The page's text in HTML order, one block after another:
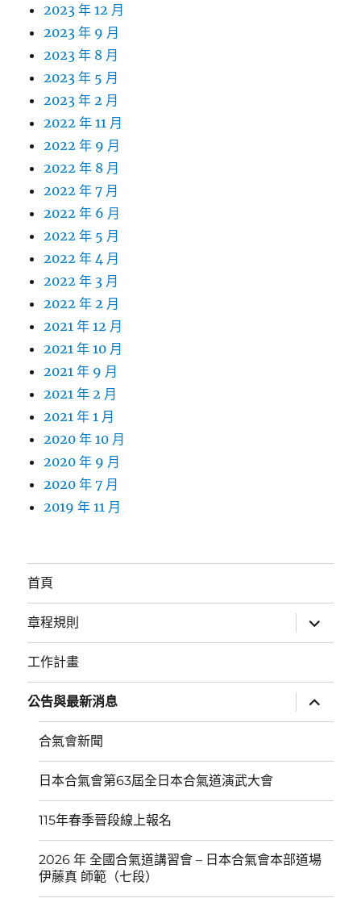
2023 年 12 月
2023 年 9 月
2023 年 8 月
2023 年 5 月
2023 年 2 月
2022 年 11 月
2022 年 9 月
2022 年 8 月
2022 年 7 月
2022 年 6 月
2022 年 5 月
2022 年 4 月
2022 年 3 月
2022 年 2 月
2021 年 12 月
2021 年 10 月
2021 年 9 月
2021 年 2 月
2021 年 1 月
2020 年 10 月
2020 年 9 月
2020 年 7 月
2019 年 11 月
首頁
章程規則
展
開
子
工作計畫
公告與最新消息
展
開
子
合氣會新聞
日本合氣會第63屆全日本合氣道演武大會
115年春季晉段線上報名
2026 年 全國合氣道講習會 – 日本合氣會本部道場
伊藤真 師範（七段）